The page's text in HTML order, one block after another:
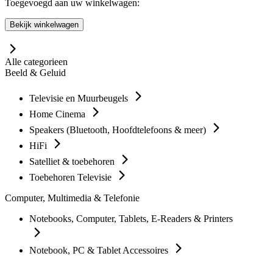
Toegevoegd aan uw winkelwagen:
Bekijk winkelwagen
Alle categorieen
Beeld & Geluid
Televisie en Muurbeugels
Home Cinema
Speakers (Bluetooth, Hoofdtelefoons & meer)
HiFi
Satelliet & toebehoren
Toebehoren Televisie
Computer, Multimedia & Telefonie
Notebooks, Computer, Tablets, E-Readers & Printers
Notebook, PC & Tablet Accessoires